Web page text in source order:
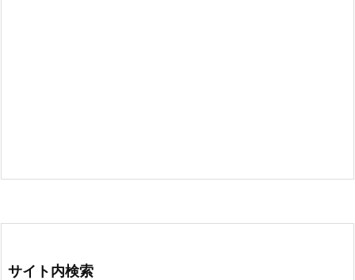
サイト内検索